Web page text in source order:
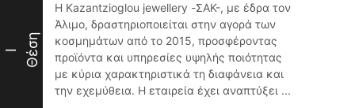
I Θέση
Η Kazantzioglou jewellery -ΣΑΚ-, με έδρα τον
Άλιμο, δραστηριοποιείται στην αγορά των
κοσμημάτων από το 2015, προσφέροντας
προϊόντα και υπηρεσίες υψηλής ποιότητας
με κύρια χαρακτηριστικά τη διαφάνεια και
την εχεμύθεια. Η εταιρεία έχει αναπτύξει ...